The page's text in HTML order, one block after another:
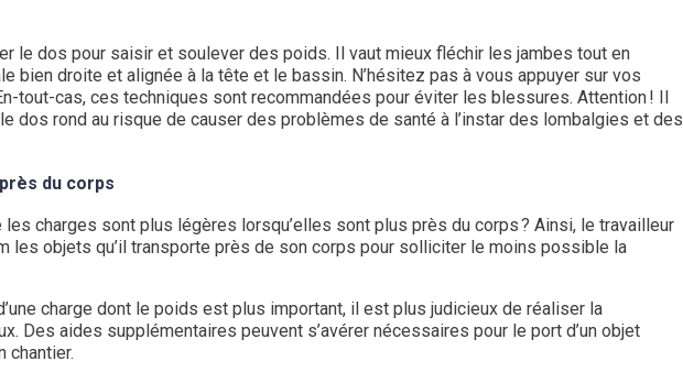
le dos pour saisir et soulever des poids. Il vaut mieux fléchir les jambes tout en
bien droite et alignée à la tête et le bassin. N’hésitez pas à vous appuyer sur vos
tout-cas, ces techniques sont recommandées pour éviter les blessures. Attention ! Il
dos rond au risque de causer des problèmes de santé à l’instar des lombalgies et des
du corps
charges sont plus légères lorsqu’elles sont plus près du corps ? Ainsi, le travailleur
les objets qu’il transporte près de son corps pour solliciter le moins possible la
charge dont le poids est plus important, il est plus judicieux de réaliser la
Des aides supplémentaires peuvent s’avérer nécessaires pour le port d’un objet
chantier.